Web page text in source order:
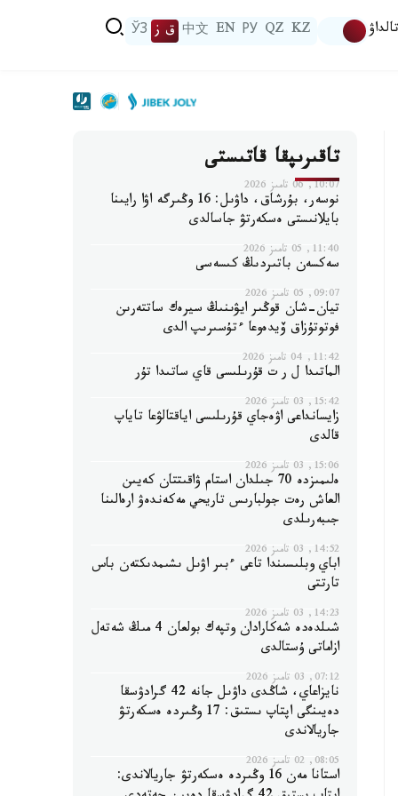
تالداۋ KZ
QZ
РУ
EN
中文 ق ز ЎЗ
تاقىرىپقا قاتىستى
10:07, 06 تامىز 2026
نوسەر، بۇرشاق، داۋىل: 16 وڭىرگە اۋا رايىنا
بايلانىستى ەسكەرتۋ جاسالدى
11:40, 05 تامىز 2026
سەكسەن باتىردىڭ كىسەسى
09:07, 05 تامىز 2026
تيان-شان قوڭىر ايۋىنىڭ سيرەك ساتتەرىن
فوتوتۇزاق ۆيدەوعا ءتۇسىرىپ الدى
11:42, 04 تامىز 2026
الماتىدا ل ر ت قۇرىلىسى قاي ساتىدا تۇر
15:42, 03 تامىز 2026
زايسانداعى اۋەجاي قۇرىلىسى اياقتالۋعا تاياپ
قالدى
15:06, 03 تامىز 2026
ەلىمىزدە 70 جىلدان استام ۋاقىتتان كەيىن
العاش رەت جولبارىس تاريحي مەكەندەۋ ارەالىنا
جىبەرىلدى
14:52, 03 تامىز 2026
اباي وبلىسىندا تاعى ءبىر اۋىل ىشىمدىكتەن باس
تارتتى
14:23, 03 تامىز 2026
شىلدەدە شەكارادان وتپەك بولعان 4 مىڭ شەتەل
ازاماتى ۇستالدى
07:12, 03 تامىز 2026
نايزاعاي، شاڭدى داۋىل جانە 42 گرادۋسقا
دەيىنگى اپتاپ ىستىق: 17 وڭىردە ەسكەرتۋ
جاريالاندى
08:05, 02 تامىز 2026
استانا مەن 16 وڭىردە ەسكەرتۋ جاريالاندى: